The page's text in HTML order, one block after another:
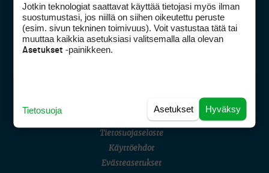
Golfpisteen yhteystiedot
DSA avoimuusraportti
Asiakaspalvelu
(digi) digi@otavamedia.fi
Tietosuojaseloste
Käyttöehdot
Evästeasetukset
Jotkin teknologiat saattavat käyttää tietojasi myös ilman
suostumustasi, jos niillä on siihen oikeutettu peruste
(esim. sivun tekninen toimivuus). Voit vastustaa tätä tai
muuttaa kaikkia asetuksiasi valitsemalla alla olevan
Asetukset -painikkeen.
Hyväksy
Asetukset
Tietosuoja